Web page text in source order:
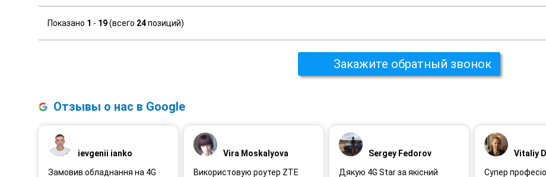
Показано 1 - 19(всего 24позиций)
Закажите обратный звонок
Отзывы о нас в Google
ievgenii ianko
Замовив обладнання на 4G
Vira Moskalyova
Використовую роутер ZTE
Sergey Fedorov
Дякую 4G Star за якісний
Vitaliy
Супер